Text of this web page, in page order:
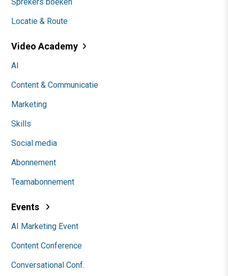
Locatie & Route
Video Academy
AI
Content & Communicatie
Marketing
Skills
Social media
Abonnement
Teamabonnement
Events
AI Marketing Event
Content Conference
Conversational Conf.